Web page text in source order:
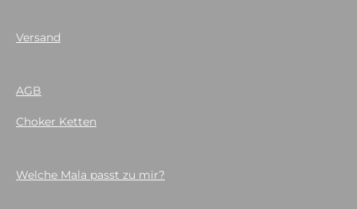
Versand
AGB
Choker Ketten
Welche Mala passt zu mir?